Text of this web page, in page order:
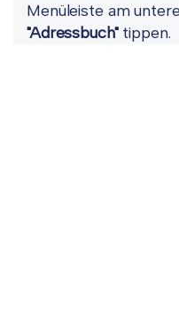
Menüleiste am
"Adressbuch"tippen.